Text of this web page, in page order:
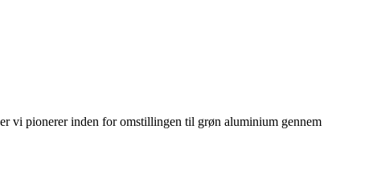
vi pionerer inden for omstillingen til grøn aluminium gennem